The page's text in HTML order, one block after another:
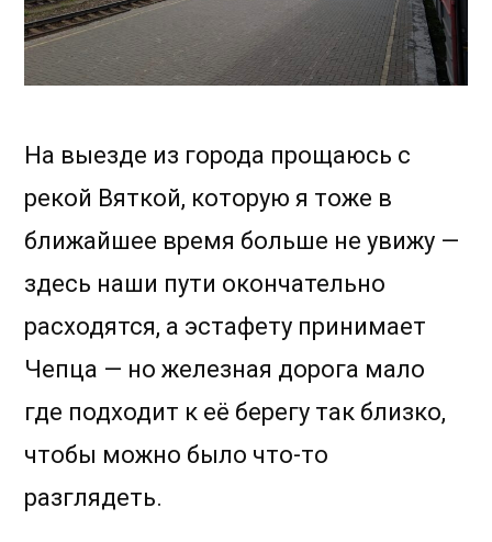
На выезде из города прощаюсь с
рекой Вяткой, которую я тоже в
ближайшее время больше не увижу —
здесь наши пути окончательно
расходятся, а эстафету принимает
Чепца — но железная дорога мало
где подходит к её берегу так близко,
чтобы можно было что-то
разглядеть.